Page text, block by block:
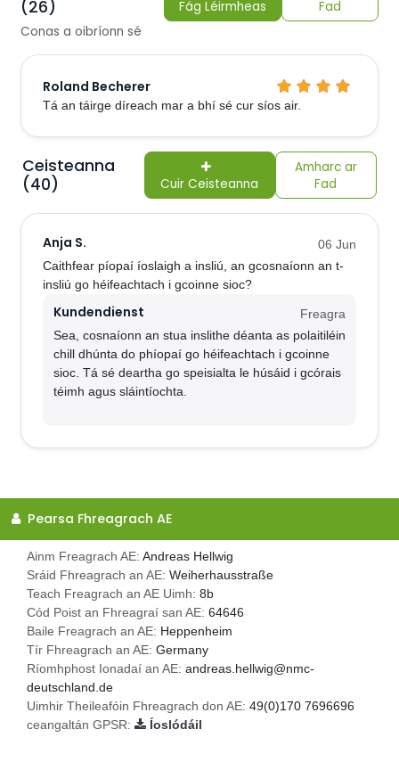
(26) Fág Léirmheas
Fad
Conas a oibríonn sé
Roland Becherer
Tá an táirge díreach mar a bhí sé cur síos air.
Ceisteanna
(40)
Cuir Ceisteanna
Amharc ar
Fad
Anja S.
06 Jun
Caithfear píopaí íoslaigh a insliú, an gcosnaíonn an t-
insliú go héifeachtach i gcoinne sioc?
Kundendienst
Freagra
Sea, cosnaíonn an stua inslithe déanta as polaitiléin
chill dhúnta do phíopaí go héifeachtach i gcoinne
sioc. Tá sé deartha go speisialta le húsáid i gcórais
téimh agus sláintíochta.
Pearsa Fhreagrach AE
Ainm Freagrach AE: Andreas Hellwig
Sráid Fhreagrach an AE: Weiherhausstraße
Teach Freagrach an AE Uimh: 8b
Cód Poist an Fhreagraí san AE: 64646
Baile Freagrach an AE: Heppenheim
Tír Fhreagrach an AE: Germany
Ríomhphost Ionadaí an AE: andreas.hellwig@nmc-
deutschland.de
Uimhir Theileafóin Fhreagrach don AE: 49(0)170 7696696
ceangaltán GPSR:
Íoslódáil